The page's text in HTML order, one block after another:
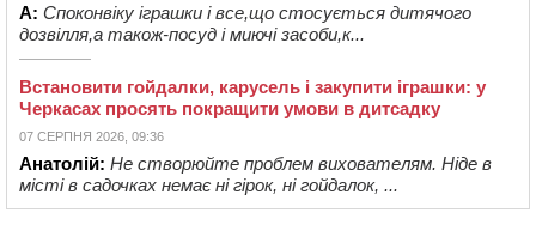
А: Споконвіку іграшки і все,що стосується дитячого
дозвілля,а також-посуд і миючі засоби,к...
Встановити гойдалки, карусель і закупити іграшки: у
Черкасах просять покращити умови в дитсадку
07 СЕРПНЯ 2026, 09:36
Анатолій: Не створюйте проблем вихователям. Ніде в
місті в садочках немає ні гірок, ні гойдалок, ...